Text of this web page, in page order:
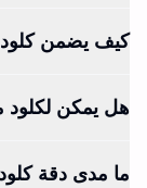
كيف يضمن كلود
هل يمكن لكلود
ما مدى دقة